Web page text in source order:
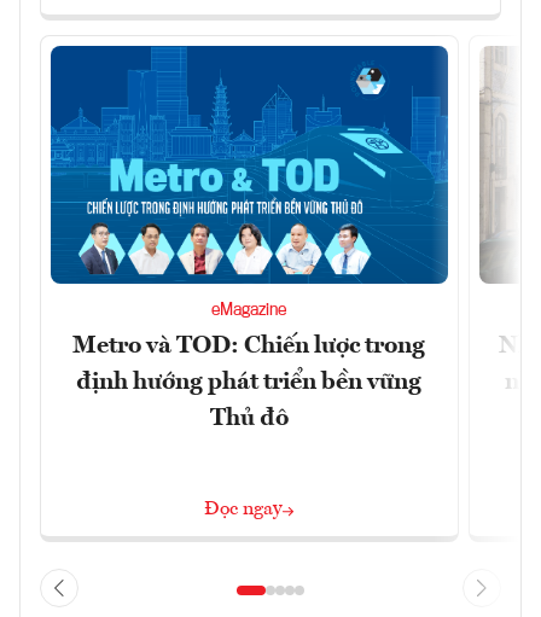
eMagazine
Metro và TOD: Chiến lược trong
định hướng phát triển bền vững
Thủ đô
Đọc ngay